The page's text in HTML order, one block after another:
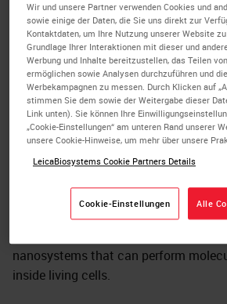
provides clinical-grade biological
clinical trial hypotheses.
He led key research efforts towards
launch of Ultivue’s foundational
and expanded its applications with
VUE® biomarker panels. Currently, he
initiatives across Ultivue’s portfolios
core technologies (InSituPlex® and
having a transformative impact on
Gourab holds a Ph.D. in
nanosystems that can perform
inside living cells.
Wir und unsere Partner verwenden Cookies und
sowie einige der Daten, die Sie uns direkt zur
Kontaktdaten, um Ihre Nutzung unserer Website
Grundlage Ihrer Interaktionen mit dieser und
Werbung und Inhalte bereitzustellen, das Teilen
ermöglichen sowie Analysen durchzuführen und
Werbekampagnen zu messen. Durch Klicken auf
stimmen Sie dem sowie der Weitergabe dieser
Link unten). Sie können Ihre
„Cookie-Einstellungen“ am unteren Rand unserer
unsere Cookie-Hinweise, um mehr über unsere
LeicaBiosystems Cookie Partners Details
Cookie-Einstellungen Alle